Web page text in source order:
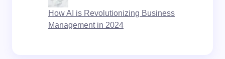
How AI is Revolutionizing Business
Management in 2024